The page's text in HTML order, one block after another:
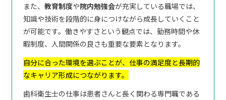
また、教育制度や院内勉強会が充実している職場では、
知識や技術を段階的に身につけながら成長していくこと
が可能です。働きやすさという観点では、勤務時間や休
暇制度、人間関係の良さも重要な要素となります。
自分に合った環境を選ぶことが、仕事の満足度と長期的
なキャリア形成につながります。
歯科衛生士の仕事は患者さんと長く関わる専門職である